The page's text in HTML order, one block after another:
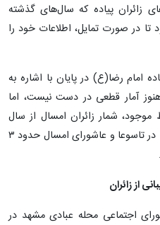
زائران پیاده که سال‌های گذشته
تا در صورت تمایل، اطلاعات خود را
امام رضا(ع) در پایان با اشاره به
آمار قطعی در دست نیست، اما
شمار زائران امسال از سال
گذشته هم بیشتر باشد. او یادآور شد: در تاسوعا و عاشورای امسال حدود ۳
از زائران
اجتماعی محله عبادی مشهد در